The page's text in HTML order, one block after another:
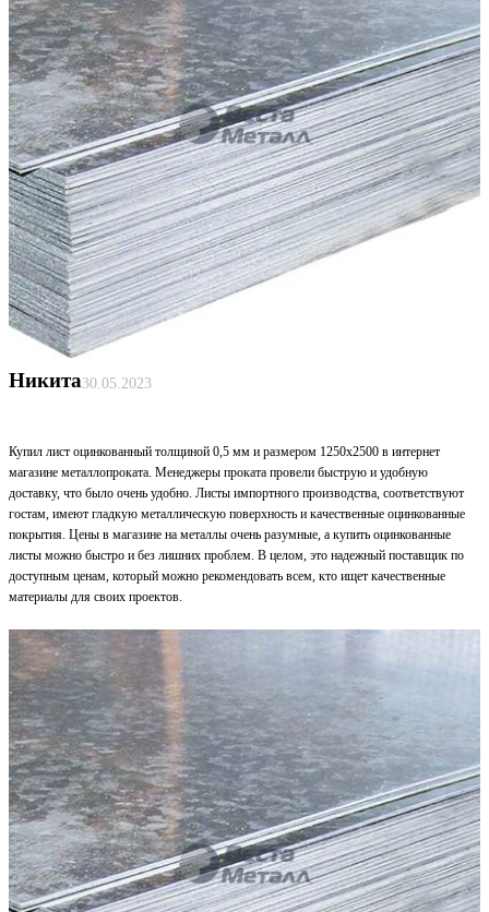
Никита30.05.2023
Купил лист оцинкованный толщиной 0,5 мм и размером 1250x2500 в интернет
магазине металлопроката. Менеджеры проката провели быструю и удобную
доставку, что было очень удобно. Листы импортного производства, соответствуют
гостам, имеют гладкую металлическую поверхность и качественные оцинкованные
покрытия. Цены в магазине на металлы очень разумные, а купить оцинкованные
листы можно быстро и без лишних проблем. В целом, это надежный поставщик по
доступным ценам, который можно рекомендовать всем, кто ищет качественные
материалы для своих проектов.